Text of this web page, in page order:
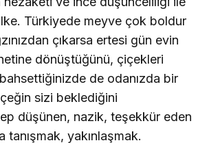
Türkiyede meyve çok boldur
çıkarsa ertesi gün evin
dönüştüğünü, çiçekleri
de odanızda bir
sizi beklediğini
düşünen, nazik, teşekkür eden
tanışmak, yakınlaşmak.